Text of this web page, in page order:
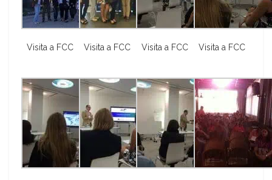
Visita a FCC Visita a FCC Visita a FCC Visita a FCC